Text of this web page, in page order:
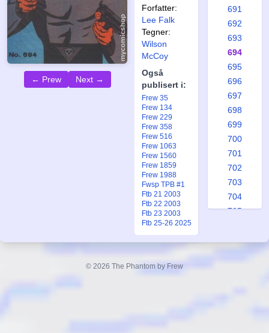
← Prew Next →
Forfatter:
Lee Falk
Tegner:
Wilson
McCoy
Også
publisert i:
Frew 35
Frew 134
Frew 229
Frew 358
Frew 516
Frew 1063
Frew 1560
Frew 1859
Frew 1988
Fwsp TPB #1
Ftb 21 2003
Ftb 22 2003
Ftb 23 2003
Ftb 25-26 2025
Queen
691
692
693
694
695
696
697
698
699
700
701
702
703
704
705
© 2026 The Phantom by Frew